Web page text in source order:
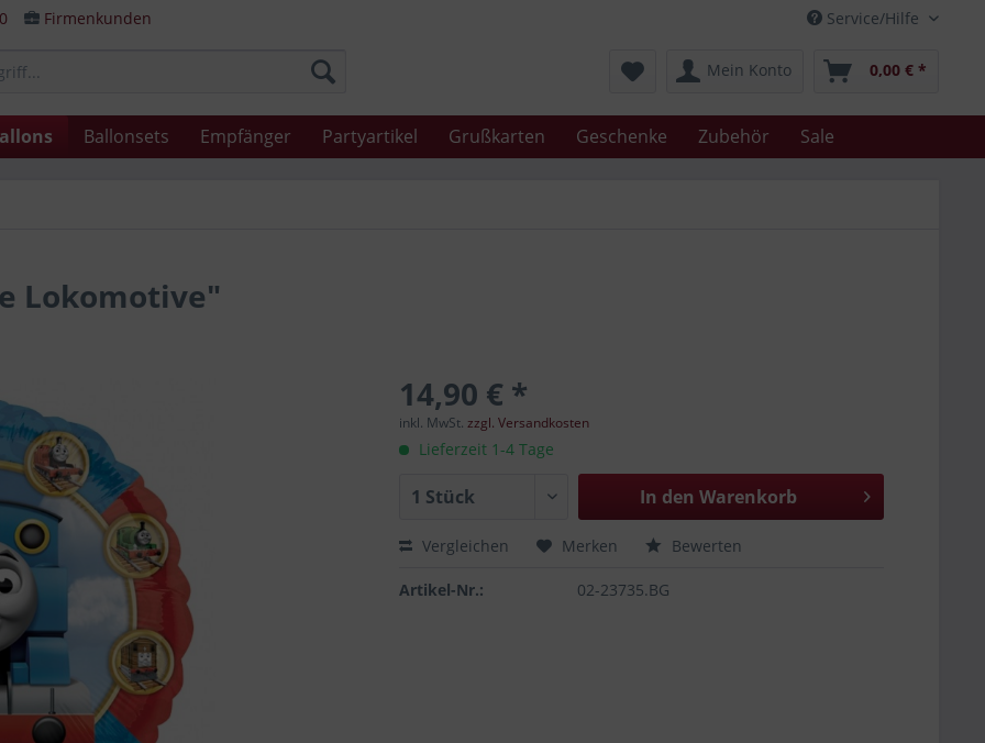
Service/Hilfe
Firmenkunden
Mein Konto 0,00 € *
Ballonsets Empfänger Partyartikel Grußkarten Geschenke Zubehör Sale
Lokomotive"
14,90 € *
inkl. MwSt.zzgl. Versandkosten
Lieferzeit 1-4 Tage
In den Warenkorb
Vergleichen Merken Bewerten
Artikel-Nr.: 02-23735.BG